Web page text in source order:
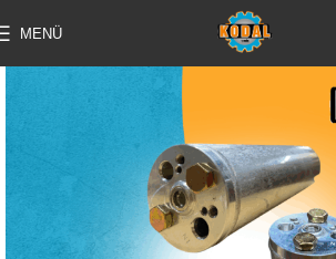
MENÜ